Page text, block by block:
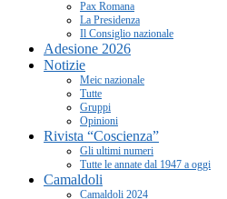
Pax Romana
La Presidenza
Il Consiglio nazionale
Adesione 2026
Notizie
Meic nazionale
Tutte
Gruppi
Opinioni
Rivista “Coscienza”
Gli ultimi numeri
Tutte le annate dal 1947 a oggi
Camaldoli
Camaldoli 2024